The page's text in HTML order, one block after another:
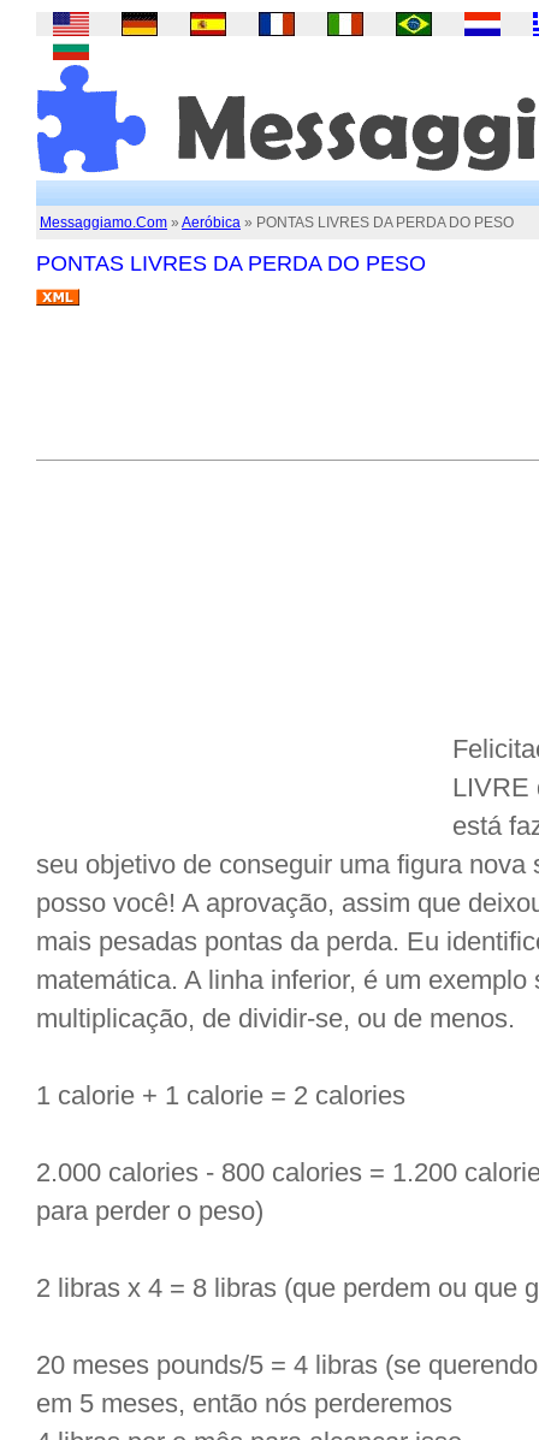
Messaggiamo.Com » Aeróbica » PONTAS LIVRES DA PERDA DO PESO
PONTAS LIVRES DA PERDA DO PESO
LIVRE
está
seu objetivo de conseguir uma figura
posso você! A aprovação, assim que
mais pesadas pontas da perda. Eu
matemática. A linha inferior, é um
multiplicação, de dividir-se, ou de menos.
1 calorie + 1 calorie = 2 calories
2.000 calories - 800 calories = 1.200
para perder o peso)
2 libras x 4 = 8 libras (que perdem ou que
20 meses pounds/5 = 4 libras (se
em 5 meses, então nós perderemos